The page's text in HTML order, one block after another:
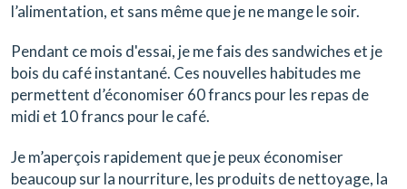
l’alimentation, et sans même que je ne mange le soir.
Pendant ce mois d'essai, je me fais des sandwiches et je
bois du café instantané. Ces nouvelles habitudes me
permettent d’économiser 60 francs pour les repas de
midi et 10 francs pour le café.
Je m’aperçois rapidement que je peux économiser
beaucoup sur la nourriture, les produits de nettoyage, la